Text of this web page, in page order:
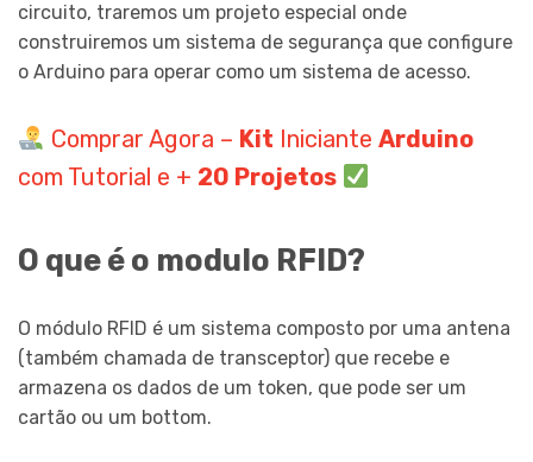
circuito, traremos um projeto especial onde
construiremos um sistema de segurança que configure
o Arduino para operar como um sistema de acesso.
Comprar Agora – Kit Iniciante Arduino
com Tutorial e + 20 Projetos
O que é o modulo RFID?
O módulo RFID é um sistema composto por uma antena
(também chamada de transceptor) que recebe e
armazena os dados de um token, que pode ser um
cartão ou um bottom.